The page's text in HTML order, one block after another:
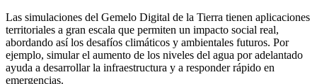
Las simulaciones del Gemelo Digital de la Tierra tienen aplicaciones
territoriales a gran escala que permiten un impacto social real,
abordando así los desafíos climáticos y ambientales futuros. Por
ejemplo, simular el aumento de los niveles del agua por adelantado
ayuda a desarrollar la infraestructura y a responder rápido en
emergencias.